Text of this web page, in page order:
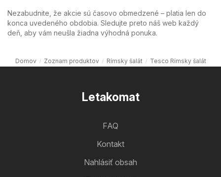
Nezabudnite, že akcie sú časovo obmedzené – platia len do
konca uvedeného obdobia. Sledujte preto náš web každý
deň, aby vám neušla žiadna výhodná ponuka.
Domov Zoznam produktov Rímsky šalát Tesco Rímsky šalát
Letakomat
FAQ
Kontakt
Nahlásiť obsah